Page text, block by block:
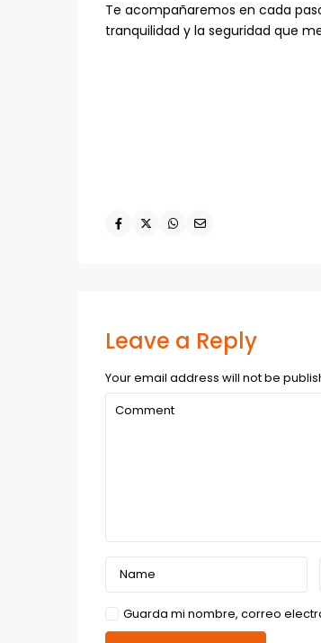
Te acompañaremos en cada
tranquilidad y la seguridad que
Leave a Reply
Your email address will not be
Guarda mi nombre, correo